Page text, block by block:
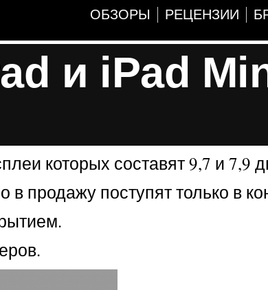
ОБЗОРЫ РЕЦЕНЗИИ
и iPad
которых составят 9,7 и 7,9
продажу поступят только в